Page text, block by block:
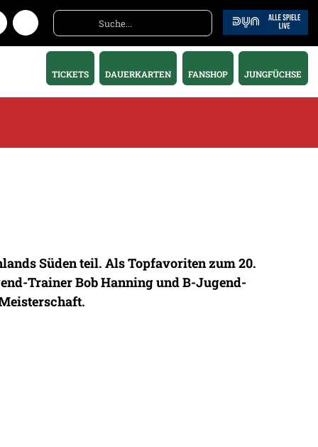
TICKETS DAUERKARTEN FANSHOP JUNGFÜCHSE
Süden teil. Als Topfavoriten zum 20.
Trainer Bob Hanning und B-Jugend-